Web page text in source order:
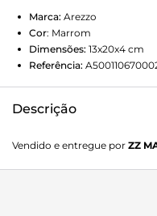
Marca: Arezzo
Cor: Marrom
Dimensões: 13x20x4 cm
Referência:
Descrição
retangular e laterais
com corrente e fecho
Vendido e entregue por ZZ